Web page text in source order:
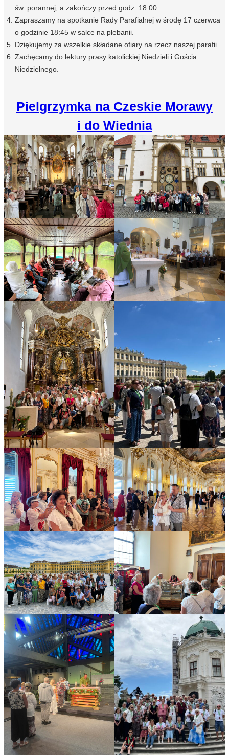
św. porannej, a zakończy przed godz. 18.00
Zapraszamy na spotkanie Rady Parafialnej w środę 17 czerwca
o godzinie 18:45 w salce na plebanii.
Dziękujemy za wszelkie składane ofiary na rzecz naszej parafii.
Zachęcamy do lektury prasy katolickiej Niedzieli i Gościa
Niedzielnego.
Pielgrzymka na Czeskie Morawy
i do Wiednia